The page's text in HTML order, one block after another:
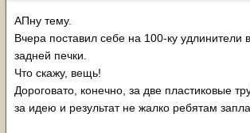
АПну тему.
Вчера поставил себе на 100-ку удлинители
задней печки.
Что скажу, вещь!
Дороговато, конечно, за две пластиковые
за идею и результат не жалко ребятам